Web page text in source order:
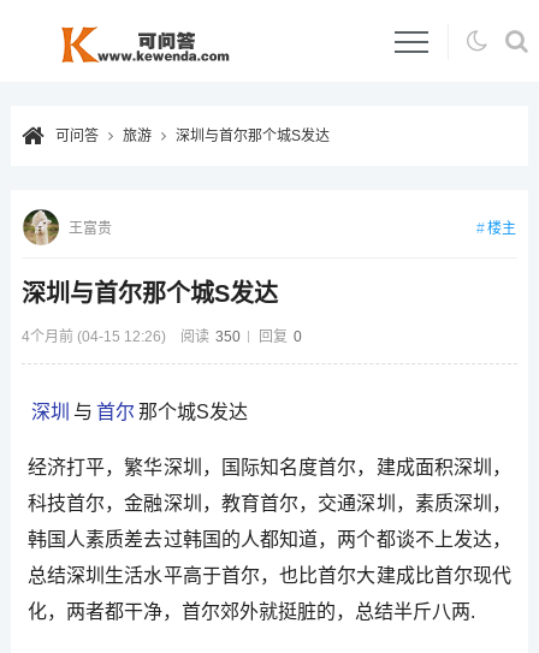
可问答 旅游 深圳与首尔那个城S发达
深圳与首尔那个城S发达
4个月前 (04-15 12:26) 阅读 350 回复 0
王富贵 楼主
深圳 与 首尔 那个城S发达
经济打平，繁华深圳，国际知名度首尔，建成面积深圳，
科技首尔，金融深圳，教育首尔，交通深圳，素质深圳，
韩国人素质差去过韩国的人都知道，两个都谈不上发达，
总结深圳生活水平高于首尔，也比首尔大建成比首尔现代
化，两者都干净，首尔郊外就挺脏的，总结半斤八两.